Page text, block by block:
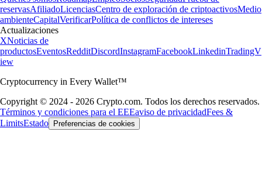
reservasAfiliadoLicenciasCentro de exploración de criptoactivosMedio
ambienteCapitalVerificarPolítica de conflictos de intereses
Actualizaciones
XNoticias de
productosEventosRedditDiscordInstagramFacebookLinkedinTradingV
iew
Cryptocurrency in Every Wallet™
Copyright © 2024 - 2026 Crypto.com. Todos los derechos reservados.
Términos y condiciones para el EEEaviso de privacidadFees &
LimitsEstado Preferencias de cookies